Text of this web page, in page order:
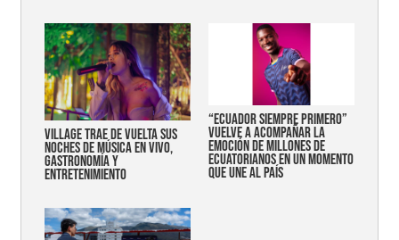
Village trae de vuelta sus
noches de música en vivo,
gastronomía y
entretenimiento
“Ecuador siempre primero”
vuelve a acompañar la
emoción de millones de
ecuatorianos en un momento
que une al país